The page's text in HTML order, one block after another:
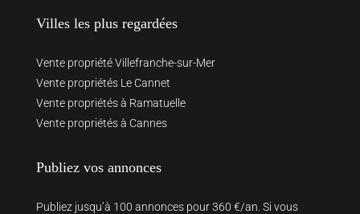
Villes les plus regardées
Vente propriété Villefranche-sur-Mer
Vente propriétés Le Cannet
Vente propriétés à Ramatuelle
Vente propriétés à Cannes
Publiez vos annonces
Publiez jusqu’à 100 annonces pour 360 €/an. Si vous